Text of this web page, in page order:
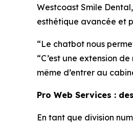
Westcoast Smile
esthétique avancée et
“Le chatbot nous
“C’est une extension
même d’entrer au
Pro Web Services :
En tant que division